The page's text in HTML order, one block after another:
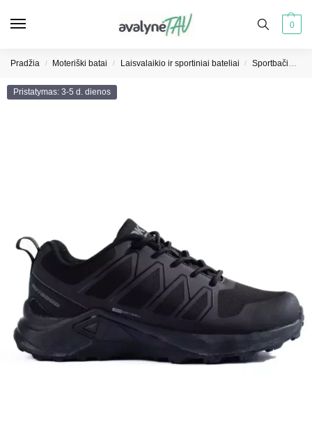
0
Pradžia / Moteriški batai / Laisvalaikio ir sportiniai bateliai / Sportbačiai moterims
Pristatymas: 3-5 d. dienos